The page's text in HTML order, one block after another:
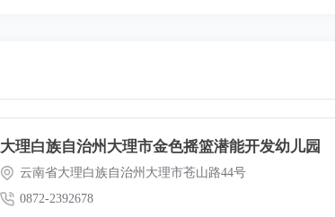
大理白族自治州大理市金色摇篮潜能开发幼儿园
云南省大理白族自治州大理市苍山路44号
0872-2392678